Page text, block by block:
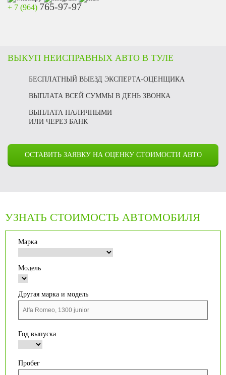
+ 7 (964) 765-97-97
ВЫКУП НЕИСПРАВНЫХ АВТО В ТУЛЕ
БЕСПЛАТНЫЙ ВЫЕЗД ЭКСПЕРТА-ОЦЕНЩИКА
ВЫПЛАТА ВСЕЙ СУММЫ В ДЕНЬ ЗВОНКА
ВЫПЛАТА НАЛИЧНЫМИ
ИЛИ ЧЕРЕЗ БАНК
ОСТАВИТЬ ЗАЯВКУ НА ОЦЕНКУ СТОИМОСТИ АВТО
УЗНАТЬ СТОИМОСТЬ АВТОМОБИЛЯ
Марка
Модель
Другая марка и модель
Год выпуска
Пробег